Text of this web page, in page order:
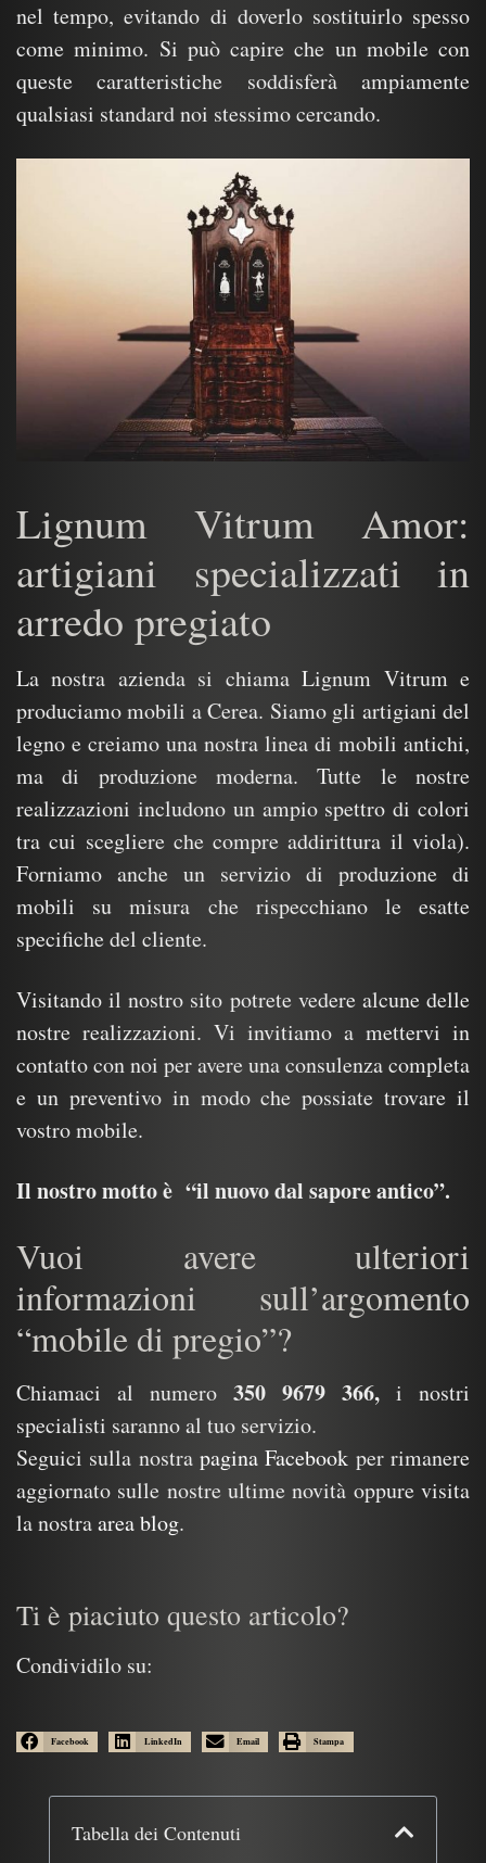
nel tempo, evitando di doverlo sostituirlo spesso
come minimo. Si può capire che un mobile con
queste caratteristiche soddisferà ampiamente
qualsiasi standard noi stessimo cercando.
Lignum Vitrum Amor:
artigiani specializzati in
arredo pregiato
La nostra azienda si chiama Lignum Vitrum e
produciamo mobili a Cerea. Siamo gli artigiani del
legno e creiamo una nostra linea di mobili antichi,
ma di produzione moderna. Tutte le nostre
realizzazioni includono un ampio spettro di colori
tra cui scegliere che compre addirittura il viola).
Forniamo anche un servizio di produzione di
mobili su misura che rispecchiano le esatte
specifiche del cliente.
Visitando il nostro sito potrete vedere alcune delle
nostre realizzazioni. Vi invitiamo a mettervi in
contatto con noi per avere una consulenza completa
e un preventivo in modo che possiate trovare il
vostro mobile.
Il nostro motto è “il nuovo dal sapore antico”.
Vuoi avere ulteriori
informazioni sull’argomento
“mobile di pregio”?
Chiamaci al numero 350 9679 366, i nostri
specialisti saranno al tuo servizio.
Seguici sulla nostra pagina Facebook per rimanere
aggiornato sulle nostre ultime novità oppure visita
la nostraarea blog.
Ti è piaciuto questo articolo?
Condividilo su:
Facebook LinkedIn Email Stampa
Tabella dei Contenuti